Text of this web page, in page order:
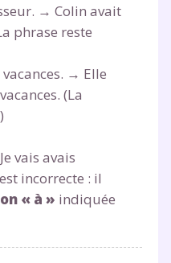
→ Colin avait
phrase reste
→ Elle
(La
vais avais
incorrecte : il
« à » indiquée